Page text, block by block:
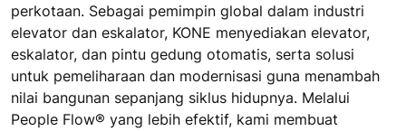
perkotaan. Sebagai pemimpin global dalam industri
elevator dan eskalator, KONE menyediakan elevator,
eskalator, dan pintu gedung otomatis, serta solusi
untuk pemeliharaan dan modernisasi guna menambah
nilai bangunan sepanjang siklus hidupnya. Melalui
People Flow® yang lebih efektif, kami membuat